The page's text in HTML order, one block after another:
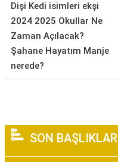
Dişi Kedi isimleri ekşi
2024 2025 Okullar Ne
Zaman Açılacak?
Şahane Hayatım Manje
nerede?
SON BAŞLIKLAR